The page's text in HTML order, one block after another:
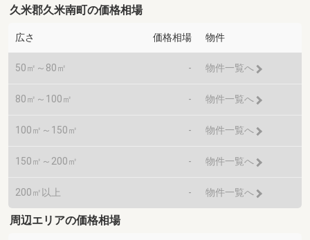
久米郡久米南町の価格相場
広さ 価格相場 物件
50㎡～80㎡ - 物件一覧へ
80㎡～100㎡ - 物件一覧へ
100㎡～150㎡ - 物件一覧へ
150㎡～200㎡ - 物件一覧へ
200㎡以上 - 物件一覧へ
周辺エリアの価格相場